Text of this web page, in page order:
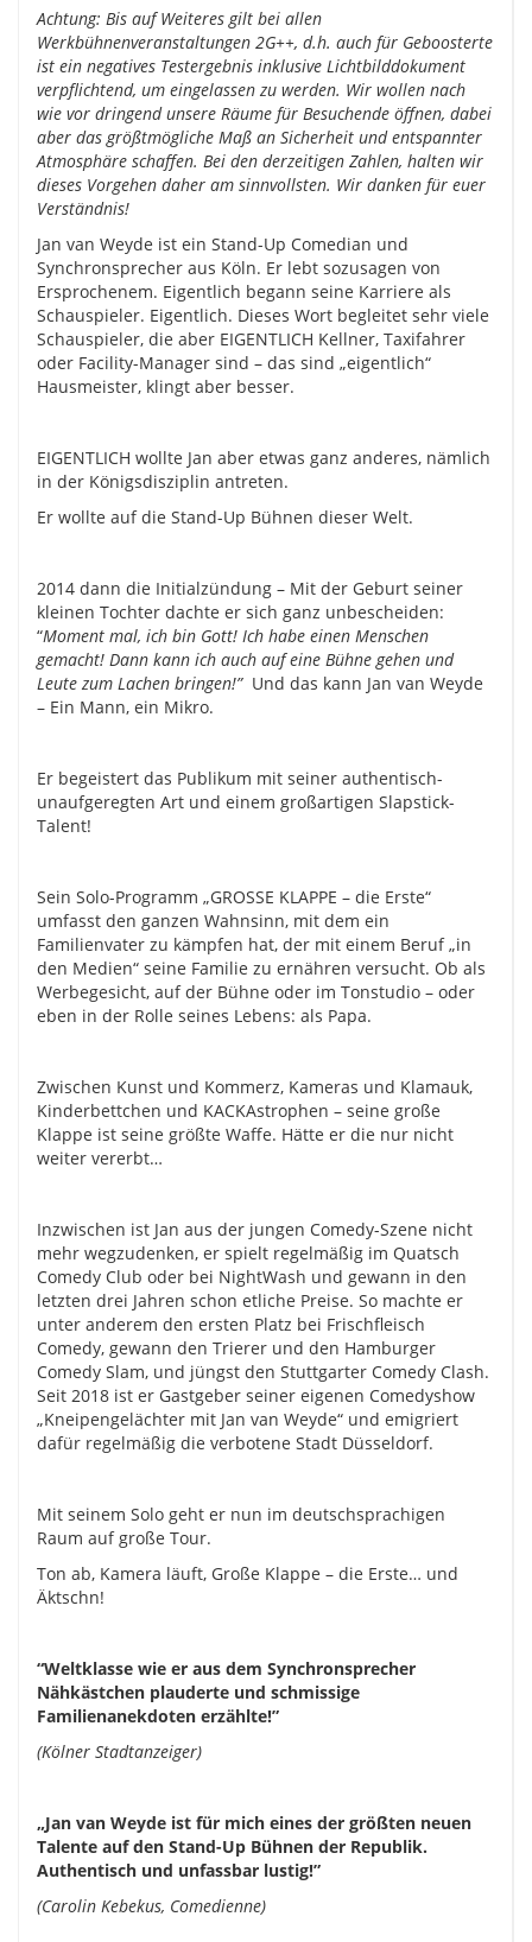
Achtung: Bis auf Weiteres gilt bei allen
Werkbühnenveranstaltungen 2G++, d.h. auch für Geboosterte
ist ein negatives Testergebnis inklusive Lichtbilddokument
verpflichtend, um eingelassen zu werden. Wir wollen nach
wie vor dringend unsere Räume für Besuchende öffnen, dabei
aber das größtmögliche Maß an Sicherheit und entspannter
Atmosphäre schaffen. Bei den derzeitigen Zahlen, halten wir
dieses Vorgehen daher am sinnvollsten. Wir danken für euer
Verständnis!
Jan van Weyde ist ein Stand-Up Comedian und
Synchronsprecher aus Köln. Er lebt sozusagen von
Ersprochenem. Eigentlich begann seine Karriere als
Schauspieler. Eigentlich. Dieses Wort begleitet sehr viele
Schauspieler, die aber EIGENTLICH Kellner, Taxifahrer
oder Facility-Manager sind – das sind „eigentlich“
Hausmeister, klingt aber besser.
EIGENTLICH wollte Jan aber etwas ganz anderes, nämlich
in der Königsdisziplin antreten.
Er wollte auf die Stand-Up Bühnen dieser Welt.
2014 dann die Initialzündung – Mit der Geburt seiner
kleinen Tochter dachte er sich ganz unbescheiden:
“Moment mal, ich bin Gott! Ich habe einen Menschen
gemacht! Dann kann ich auch auf eine Bühne gehen und
Leute zum Lachen bringen!”Und das kann Jan van Weyde
– Ein Mann, ein Mikro.
Er begeistert das Publikum mit seiner authentisch-
unaufgeregten Art und einem großartigen Slapstick-
Talent!
Sein Solo-Programm „GROSSE KLAPPE – die Erste“
umfasst den ganzen Wahnsinn, mit dem ein
Familienvater zu kämpfen hat, der mit einem Beruf „in
den Medien“ seine Familie zu ernähren versucht. Ob als
Werbegesicht, auf der Bühne oder im Tonstudio – oder
eben in der Rolle seines Lebens: als Papa.
Zwischen Kunst und Kommerz, Kameras und Klamauk,
Kinderbettchen und KACKAstrophen – seine große
Klappe ist seine größte Waffe. Hätte er die nur nicht
weiter vererbt…
Inzwischen ist Jan aus der jungen Comedy-Szene nicht
mehr wegzudenken, er spielt regelmäßig im Quatsch
Comedy Club oder bei NightWash und gewann in den
letzten drei Jahren schon etliche Preise. So machte er
unter anderem den ersten Platz bei Frischfleisch
Comedy, gewann den Trierer und den Hamburger
Comedy Slam, und jüngst den Stuttgarter Comedy Clash.
Seit 2018 ist er Gastgeber seiner eigenen Comedyshow
„Kneipengelächter mit Jan van Weyde“ und emigriert
dafür regelmäßig die verbotene Stadt Düsseldorf.
Mit seinem Solo geht er nun im deutschsprachigen
Raum auf große Tour.
Ton ab, Kamera läuft, Große Klappe – die Erste… und
Äktschn!
“Weltklasse wie er aus dem Synchronsprecher
Nähkästchen plauderte und schmissige
Familienanekdoten erzählte!”
(Kölner Stadtanzeiger)
„Jan van Weyde ist für mich eines der größten neuen
Talente auf den Stand-Up Bühnen der Republik.
Authentisch und unfassbar lustig!”
(Carolin Kebekus, Comedienne)